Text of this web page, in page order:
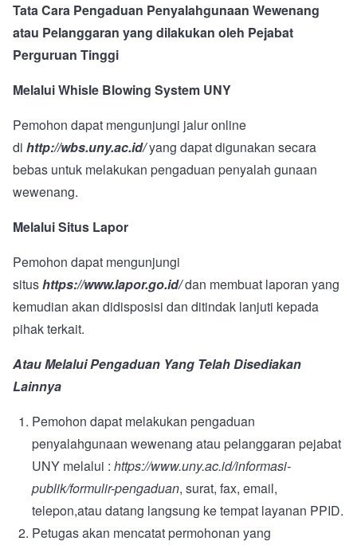
Tata Cara Pengaduan Penyalahgunaan Wewenang
atau Pelanggaran yang dilakukan oleh Pejabat
Perguruan Tinggi
Melalui Whisle Blowing System UNY
Pemohon dapat mengunjungi jalur online
di http://wbs.uny.ac.id/yang dapat digunakan secara
bebas untuk melakukan pengaduan penyalah gunaan
wewenang.
Melalui Situs Lapor
Pemohon dapat mengunjungi
situshttps://www.lapor.go.id/dan membuat laporan yang
kemudian akan didisposisi dan ditindak lanjuti kepada
pihak terkait.
Atau Melalui Pengaduan Yang Telah Disediakan
Lainnya
Pemohon dapat melakukan pengaduan
penyalahgunaan wewenang atau pelanggaran pejabat
UNY melalui : https://www.uny.ac.id/informasi-
publik/formulir-pengaduan, surat, fax, email,
telepon,atau datang langsung ke tempat layanan PPID.
Petugas akan mencatat permohonan yang